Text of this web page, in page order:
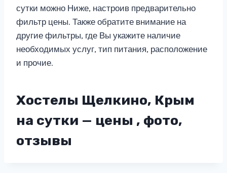
сутки можно Ниже, настроив предварительно
фильтр цены. Также обратите внимание на
другие фильтры, где Вы укажите наличие
необходимых услуг, тип питания, расположение
и прочие.
Хостелы Щелкино, Крым
на сутки — цены , фото,
отзывы